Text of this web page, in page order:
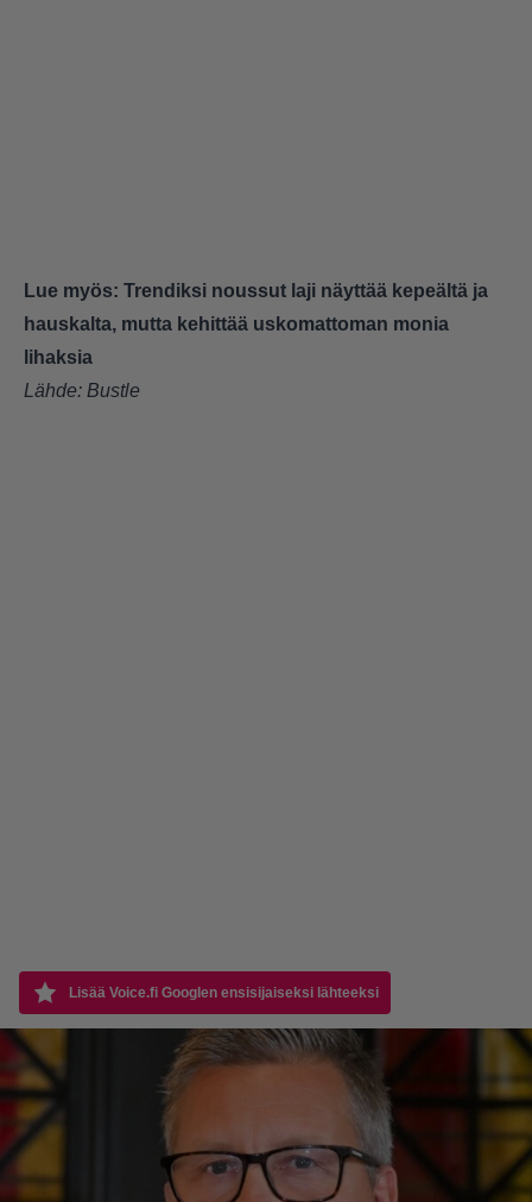
Lue myös: Trendiksi noussut laji näyttää kepeältä ja
hauskalta, mutta kehittää uskomattoman monia
lihaksia
Lähde: Bustle
Lisää Voice.fi Googlen ensisijaiseksi lähteeksi